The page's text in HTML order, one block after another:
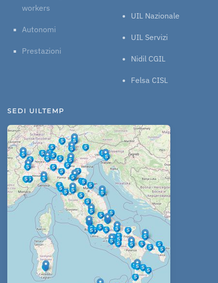
workers
Autonomi
Prestazioni
UIL Nazionale
UIL Servizi
Nidil CGIL
Felsa CISL
SEDI UILTEMP